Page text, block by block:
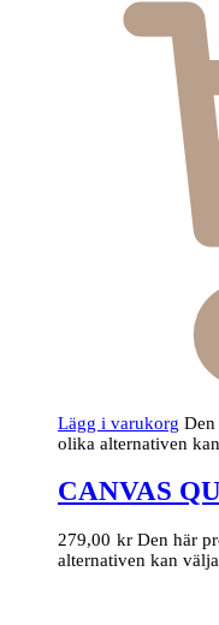
Lägg i varukorg Den
olika alternativen
CANVAS
279,00 kr Den här
alternativen kan